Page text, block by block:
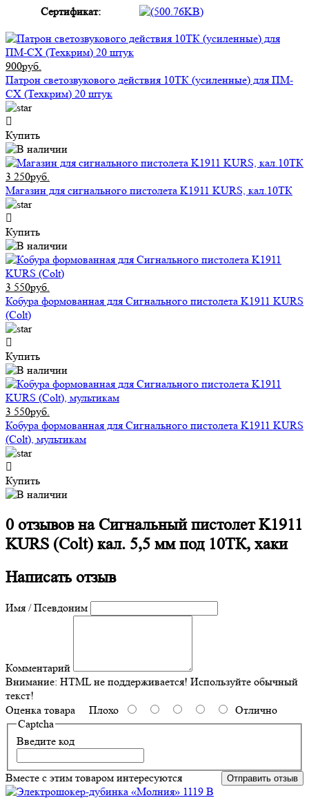
Сертификат:
900руб.
Патрон светозвукового действия 10ТК (усиленные) для ПМ-
СХ (Техкрим) 20 штук
Купить
3 250руб.
Магазин для сигнального пистолета K1911 KURS, кал.10ТК
Купить
3 550руб.
Кобура формованная для Сигнального пистолета K1911 KURS
(Colt)
Купить
3 550руб.
Кобура формованная для Сигнального пистолета K1911 KURS
(Colt), мультикам
Купить
0 отзывов наСигнальный пистолет K1911
KURS (Colt) кал. 5,5 мм под 10ТК, хаки
Написать отзыв
Имя / Псевдоним
Комментарий
Внимание: HTML не поддерживается! Используйте обычный
текст!
Оценка товара Плохо
Отлично
Captcha
Введите код
Отправить отзыв
Вместе с этим товаром интересуются